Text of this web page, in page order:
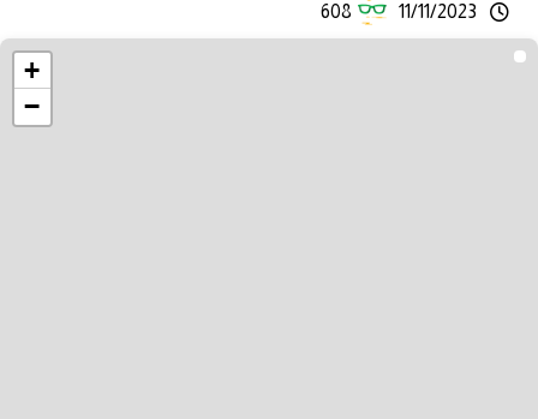
11/11/2023
608
+
−